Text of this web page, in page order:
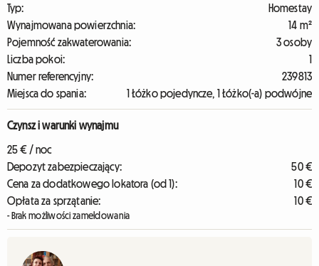
Typ:
Homestay
Wynajmowana powierzchnia:
14 m²
Pojemność zakwaterowania:
3 osoby
Liczba pokoi:
1
Numer referencyjny:
239813
Miejsca do spania:
1 Łóżko pojedyncze, 1 Łóżko(-a) podwójne
Czynsz i warunki wynajmu
25 € / noc
Depozyt zabezpieczający:
50 €
Cena za dodatkowego lokatora (od 1):
10 €
Opłata za sprzątanie:
10 €
- Brak możliwości zameldowania